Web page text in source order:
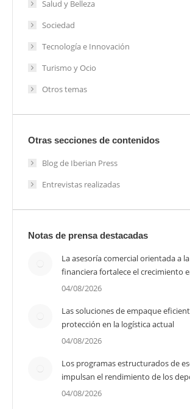
Salud y Belleza
Sociedad
Tecnología e Innovación
Turismo y Ocio
Otros temas
Otras secciones de contenidos
Blog de Iberian Press
Entrevistas realizadas
Notas de prensa destacadas
La asesoría comercial orientada a
financiera fortalece el crecimiento
04/08/2026
Las soluciones de empaque
protección en la logística actual
04/08/2026
Los programas estructurados de
impulsan el rendimiento de los
04/08/2026